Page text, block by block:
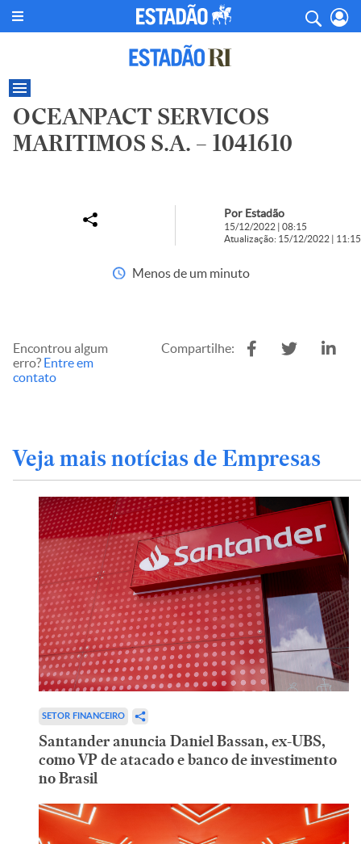
OCEANPACT SERVICOS
MARITIMOS S.A. – 1041610
Por Estadão
15/12/2022 | 08:15
Atualização: 15/12/2022 | 11:15
Menos de um minuto
Encontrou algum
erro? Entre em
contato
Compartilhe:
Veja mais notícias de Empresas
SETOR FINANCEIRO
Santander anuncia Daniel Bassan, ex-UBS,
como VP de atacado e banco de investimento
no Brasil